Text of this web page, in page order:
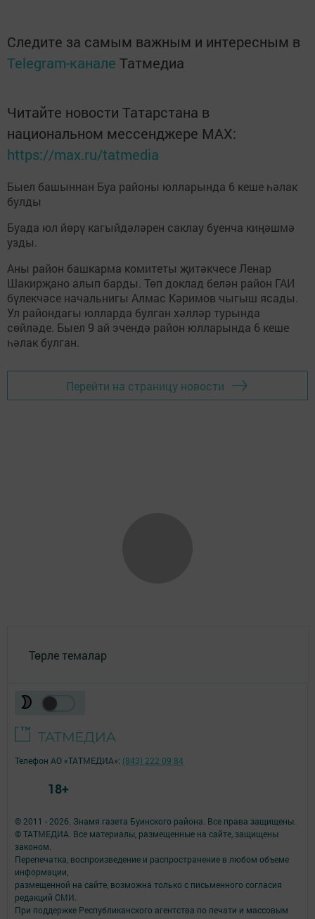
Следите за самым важным и интересным в
Telegram-канале Татмедиа
Читайте новости Татарстана в
национальном мессенджере MАХ:
https://max.ru/tatmedia
Быел башыннан Буа районы юлларында 6 кеше һәлак
булды
Буада юл йөрү кагыйдәләрен саклау буенча киңәшмә
узды.
Аны район башкарма комитеты җитәкчесе Ленар
Шакирҗано алып барды. Төп доклад белән район ГАИ
бүлекчәсе начальнигы Алмас Кәримов чыгыш ясады.
Ул райондагы юлларда булган хәлләр турында
сөйләде. Быел 9 ай эчендә район юлларында 6 кеше
һәлак булган.
Перейти на страницу новости
Төрле темалар
© 2011 - 2026. Знамя газета Буинского района. Все права защищены.
© ТАТМЕДИА. Все материалы, размещенные на сайте, защищены
законом.
Перепечатка, воспроизведение и распространение в любом объеме
информации,
размещенной на сайте, возможна только с письменного согласия
редакций СМИ.
При поддержке Республиканского агентства по печати и массовым
Телефон АО «ТАТМЕДИА»: (843) 222 09 84
18+